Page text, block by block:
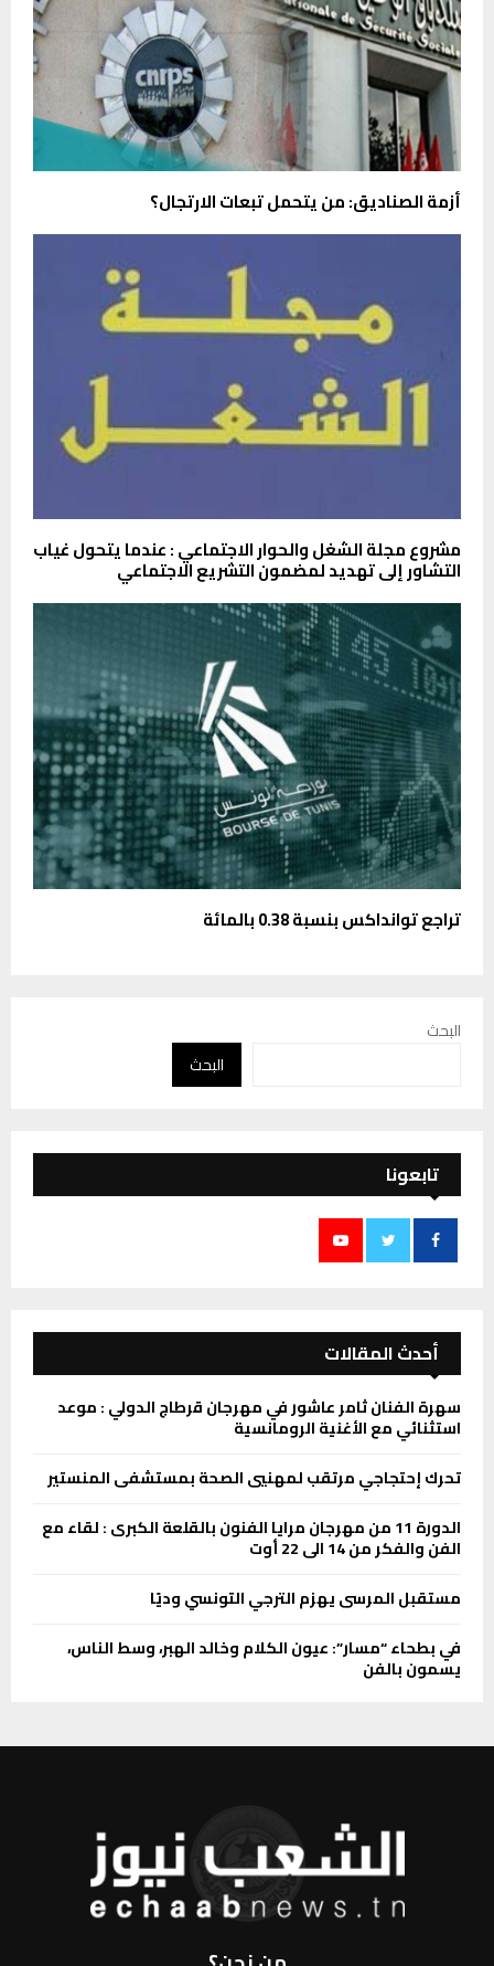
أزمة الصناديق: من يتحمل تبعات الارتجال؟
مشروع مجلة الشغل والحوار الاجتماعي : عندما يتحول غياب
التشاور إلى تهديد لمضمون التشريع الاجتماعي
تراجع توانداكس بنسبة 0.38 بالمائة
البحث
البحث
تابعونا
أحدث المقالات
سهرة الفنان ثامر عاشور في مهرجان قرطاج الدولي : موعد
استثنائي مع الأغنية الرومانسية
تحرك إحتجاجي مرتقب لمهنيي الصحة بمستشفى المنستير
الدورة 11 من مهرجان مرايا الفنون بالقلعة الكبرى : لقاء مع
الفن والفكر من 14 الى 22 أوت
مستقبل المرسى يهزم الترجي التونسي وديًا
في بطحاء “مسار”: عيون الكلام وخالد الهبر، وسط الناس،
يسمون بالفن